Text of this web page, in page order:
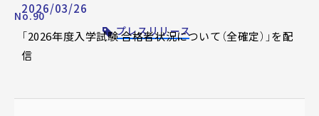
2026/03/26
No.90
プレスリリース
「2026年度入学試験 合格者状況について（全確定）」を配
信